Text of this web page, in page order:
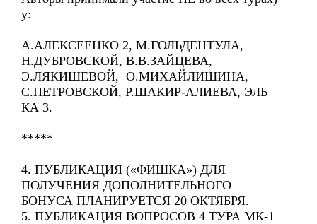
у:
А.АЛЕКСЕЕНКО 2, М.ГОЛЬДЕНТУЛА,
Н.ДУБРОВСКОЙ, В.В.ЗАЙЦЕВА,
Э.ЛЯКИШЕВОЙ, О.МИХАЙЛИШИНА,
С.ПЕТРОВСКОЙ, Р.ШАКИР-АЛИЕВА, ЭЛЬ
КА 3.
*****
4. ПУБЛИКАЦИЯ («ФИШКА») ДЛЯ
ПОЛУЧЕНИЯ ДОПОЛНИТЕЛЬНОГО
БОНУСА ПЛАНИРУЕТСЯ 20 ОКТЯБРЯ.
5. ПУБЛИКАЦИЯ ВОПРОСОВ 4 ТУРА МК-1